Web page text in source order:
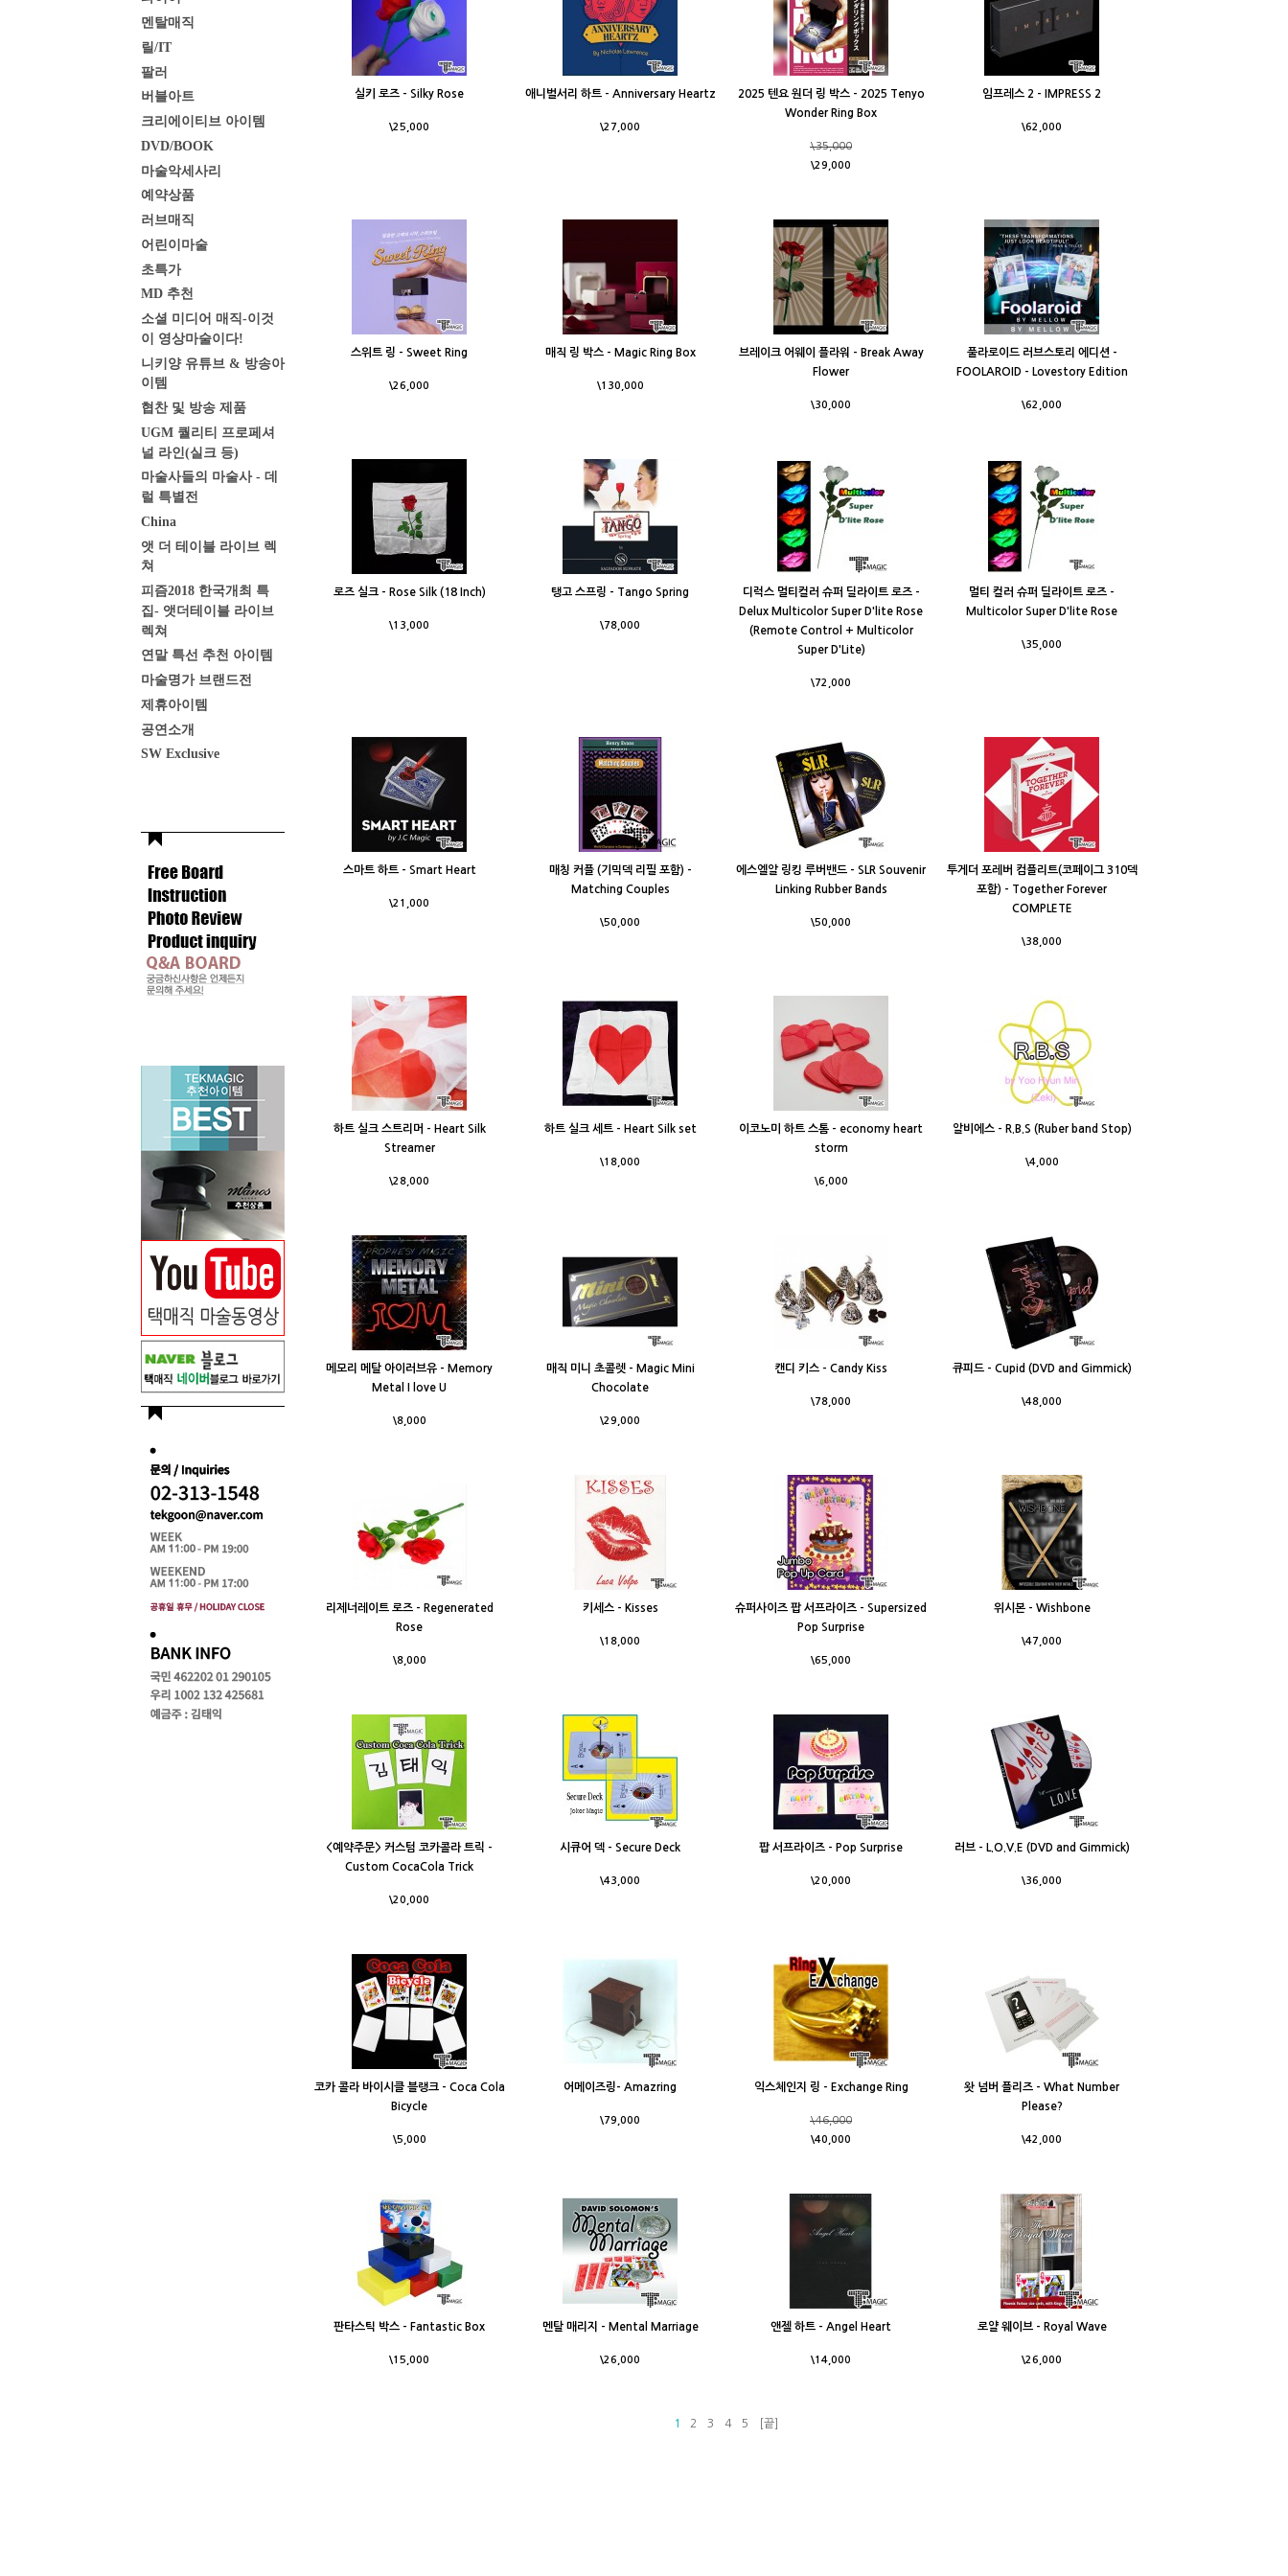
멘탈매직
릴/IT
팔러
버블아트
크리에이티브 아이템
DVD/BOOK
마술악세사리
예약상품
러브매직
어린이마술
초특가
MD 추천
소셜 미디어 매직-이것
이 영상마술이다!
니키양 유튜브 & 방송아
이템
협찬 및 방송 제품
UGM 퀄리티 프로페셔
널 라인(실크 등)
마술사들의 마술사 - 데
럴 특별전
China
앳 더 테이블 라이브 렉
쳐
피즘2018 한국개최 특
집- 앳더테이블 라이브
렉쳐
연말 특선 추천 아이템
마술명가 브랜드전
제휴아이템
공연소개
SW Exclusive
실키 로즈 - Silky Rose
\25,000
애니벌서리 하트 - Anniversary Heartz
\27,000
2025 텐요 원더 링 박스 - 2025 Tenyo
Wonder Ring Box
\35,000
\29,000
임프레스 2 - IMPRESS 2
\62,000
스위트 링 - Sweet Ring
\26,000
매직 링 박스 - Magic Ring Box
\130,000
브레이크 어웨이 플라워 - Break Away
Flower
\30,000
풀라로이드 러브스토리 에디션 -
FOOLAROID - Lovestory Edition
\62,000
로즈 실크 - Rose Silk (18 Inch)
\13,000
탱고 스프링 - Tango Spring
\78,000
디럭스 멀티컬러 슈퍼 딜라이트 로즈 -
Delux Multicolor Super D'lite Rose
(Remote Control + Multicolor
Super D'Lite)
\72,000
멀티 컬러 슈퍼 딜라이트 로즈 -
Multicolor Super D'lite Rose
\35,000
스마트 하트 - Smart Heart
\21,000
매칭 커플 (기믹덱 리필 포함) -
Matching Couples
\50,000
에스엘알 링킹 루버밴드 - SLR Souvenir
Linking Rubber Bands
\50,000
투게더 포레버 컴플리트(코페이그 310덱
포함) - Together Forever
COMPLETE
\38,000
하트 실크 스트리머 - Heart Silk
Streamer
\28,000
하트 실크 세트 - Heart Silk set
\18,000
이코노미 하트 스톰 - economy heart
storm
\6,000
알비에스 - R.B.S (Ruber band Stop)
\4,000
메모리 메탈 아이러브유 - Memory
Metal I love U
\8,000
매직 미니 초콜렛 - Magic Mini
Chocolate
\29,000
캔디 키스 - Candy Kiss
\78,000
큐피드 - Cupid (DVD and Gimmick)
\48,000
리제너레이트 로즈 - Regenerated
Rose
\8,000
키세스 - Kisses
\18,000
슈퍼사이즈 팝 서프라이즈 - Supersized
Pop Surprise
\65,000
위시본 - Wishbone
\47,000
<예약주문> 커스텀 코카콜라 트릭 -
Custom CocaCola Trick
\20,000
시큐어 덱 - Secure Deck
\43,000
팝 서프라이즈 - Pop Surprise
\20,000
러브 - L.O.V.E (DVD and Gimmick)
\36,000
코카 콜라 바이시클 블랭크 - Coca Cola
Bicycle
\5,000
어메이즈링- Amazring
\79,000
익스체인지 링 - Exchange Ring
\46,000
\40,000
왓 넘버 플리즈 - What Number
Please?
\42,000
판타스틱 박스 - Fantastic Box
\15,000
멘탈 매리지 - Mental Marriage
\26,000
앤젤 하트 - Angel Heart
\14,000
로얄 웨이브 - Royal Wave
\26,000
1 2 3 4 5 [끝]